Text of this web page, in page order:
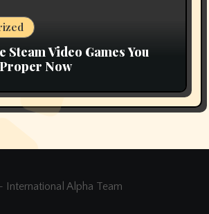
Steam Video Games You
Now
Alpha Team